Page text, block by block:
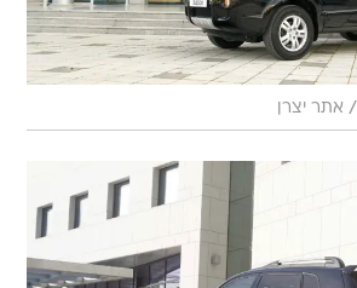
/ אתר יצרן